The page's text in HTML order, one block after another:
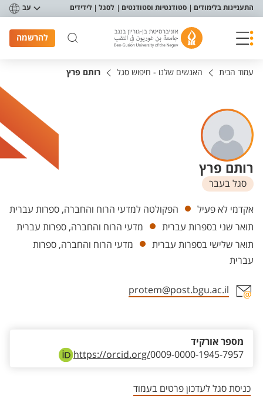
תפריט נגישות
התעניינות בלימודים סטודנטיות וסטודנטים לסגל לידידים עב
להרשמה
עמוד הבית האנשים שלנו - חיפוש סגל רותם פרץ
רותם פרץ
סגל בעבר
יחידות
אקדמי לא פעיל
הפקולטה למדעי הרוח והחברה, ספרות עברית
תואר שני בספרות עברית
מדעי הרוח והחברה, ספרות עברית
תואר שלישי בספרות עברית
מדעי הרוח והחברה, ספרות
עברית
protem@post.bgu.ac.il
https://orcid.org/0009-0000-1945-7957
מספר אורקיד
כניסת סגל לעדכון פרטים בעמוד